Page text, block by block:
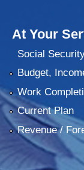
At Your
Social
Budget,
Work
Current Plan
Revenue /